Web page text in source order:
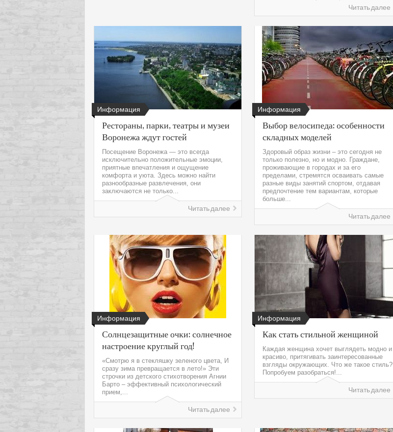
Читать далее
Информация
Рестораны, парки, театры и музеи
Воронежа ждут гостей
Посещение Воронежа — это всегда
исключительно положительные эмоции,
приятные впечатления и ощущение
комфорта и уюта. Здесь можно найти
разнообразные развлечения, они
заключаются не только...
Читать далее
Информация
Выбор велосипеда: особенности
складных моделей
Здоровый образ жизни – это сегодня не
только полезно, но и модно. Граждане,
проживающие в городах и за его
пределами, стремятся осваивать самые
разные виды занятий спортом, отдавая
предпочтение тем вариантам, которые
больше...
Читать далее
Информация
Солнцезащитные очки: солнечное
настроение круглый год!
«Смотрю я в стекляшку зеленого цвета, И
сразу зима превращается в лето!» Эти
строчки из детского стихотворения Агнии
Барто – эффективный психологический
прием,...
Читать далее
Информация
Как стать стильной женщиной
Каждая женщина хочет выглядеть модно и
красиво, притягивать заинтересованные
взгляды окружающих. Что же такое стиль?
Попробуем разобраться!...
Читать далее